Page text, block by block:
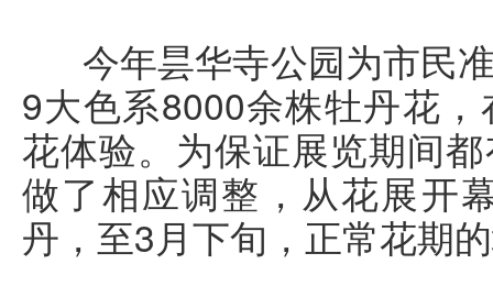
今年昙华寺公园为市民
9大色系8000余株牡丹花
花体验。为保证展览期间
做了相应调整，从花展开
丹，至3月下旬，正常花期